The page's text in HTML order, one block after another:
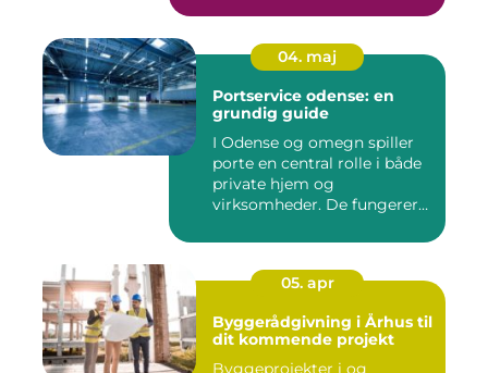
04. maj
Portservice odense: en
grundig guide
I Odense og omegn spiller
porte en central rolle i både
private hjem og
virksomheder. De fungerer
05. apr
Byggerådgivning i Århus til
dit kommende projekt
Byggeprojekter i og